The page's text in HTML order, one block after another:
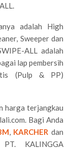
adalah High
Sweeper dan
ALL adalah
lap pembersih
(Pulp & PP)
harga terjangkau
Bagi Anda
, KARCHER dan
KALINGGA